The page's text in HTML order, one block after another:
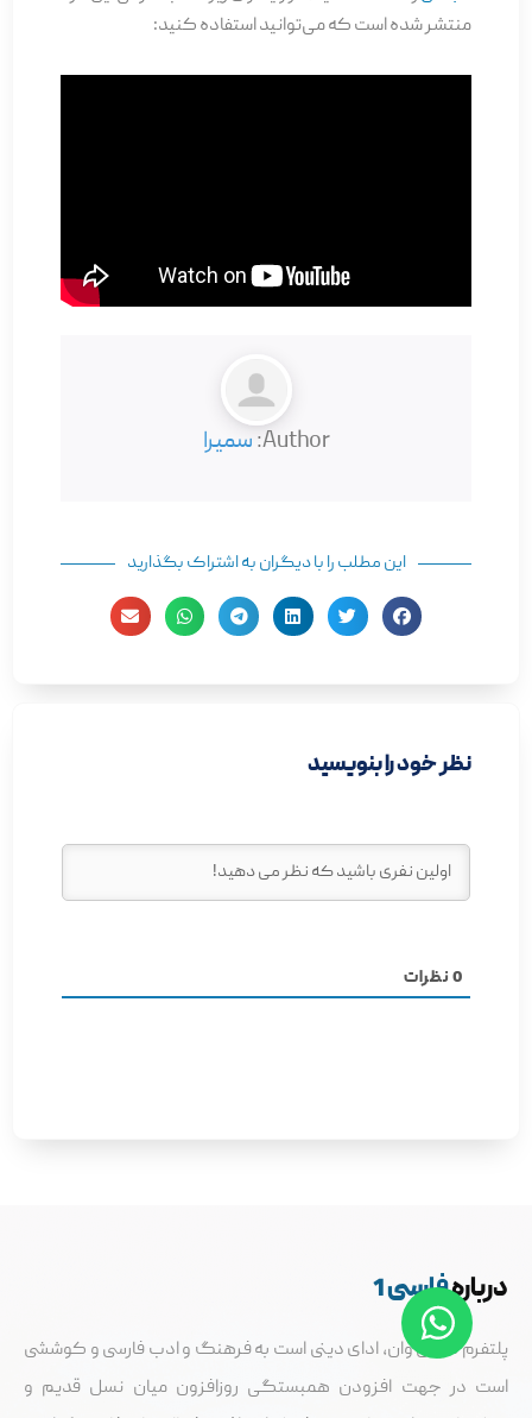
منتشر شده است که می‌توانید استفاده کنید:
Author: سمیرا
این مطلب را با دیگران به اشتراک بگذارید
نظر خود را بنویسید
0 نظرات
دربارهفارسی 1
پلتفرم فارسی وان، ادای دینی است به فرهنگ و ادب فارسی و کوششی
است در جهت افزودن همبستگی روزافزون میان نسل قدیم و